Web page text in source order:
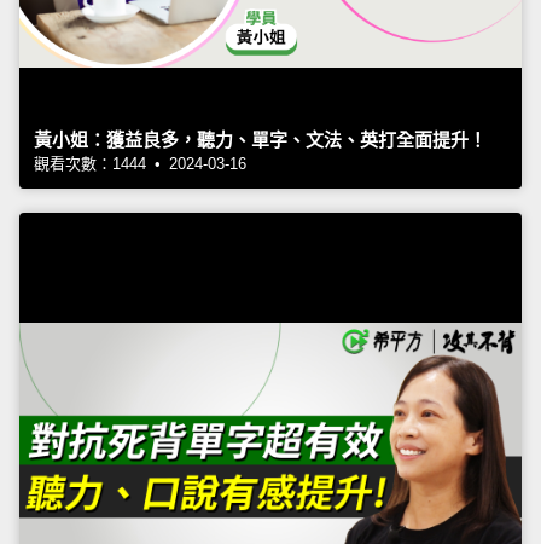
黃小姐：獲益良多，聽力、單字、文法、英打全面提升！
觀看次數：1444 • 2024-03-16